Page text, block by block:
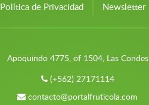
Política de Privacidad Newsletter
Apoquindo 4775, of 1504, Las Condes
(+562) 27171114
contacto@portalfruticola.com